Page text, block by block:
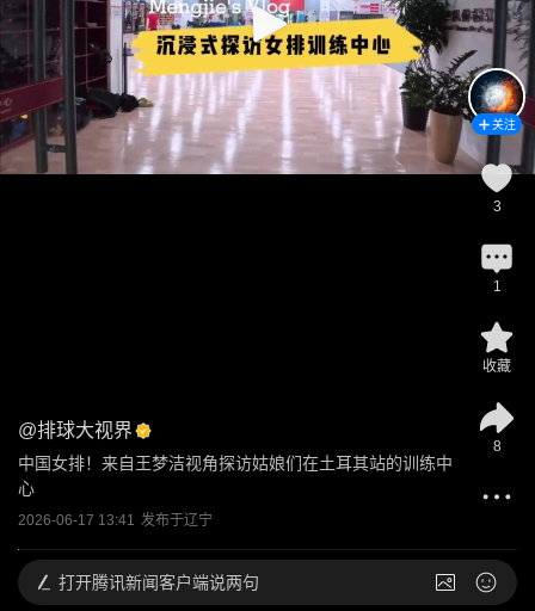
@排球大视界
中国女排！来自王梦洁视角探访姑娘们在土耳其站的训练中
心
2026-06-17 13:41 发布于辽宁
关注
3
1
收藏
8
打开腾讯新闻客户端说两句